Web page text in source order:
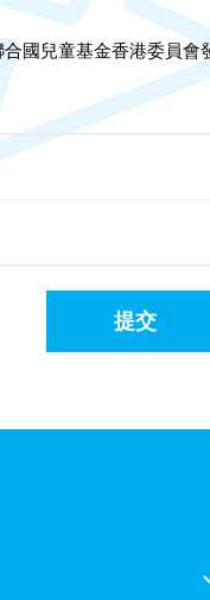
國兒童基金香港委員會
提交